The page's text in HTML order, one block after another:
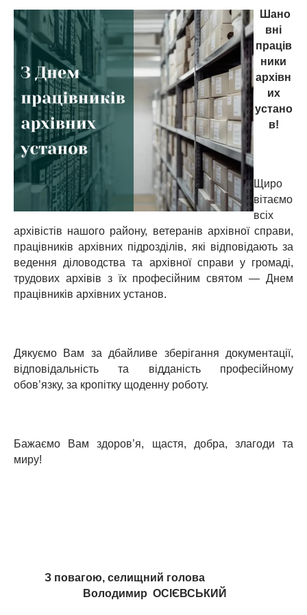
Шано
вні
праців
ники
архівн
их
устано
в!
Щиро
вітаємо
всіх
архівістів нашого району, ветеранів архівної справи,
працівників архівних підрозділів, які відповідають за
ведення діловодства та архівної справи у громаді,
трудових архівів з їх професійним святом — Днем
працівників архівних установ.
Дякуємо Вам за дбайливе зберігання документації,
відповідальність та відданість професійному
обов’язку, за кропітку щоденну роботу.
Бажаємо Вам здоров’я, щастя, добра, злагоди та
миру!
З повагою, селищний голова
Володимир ОСІЄВСЬКИЙ